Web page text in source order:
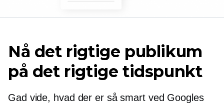
Nå det rigtige publikum
på det rigtige tidspunkt
Gad vide, hvad der er så smart ved Googles